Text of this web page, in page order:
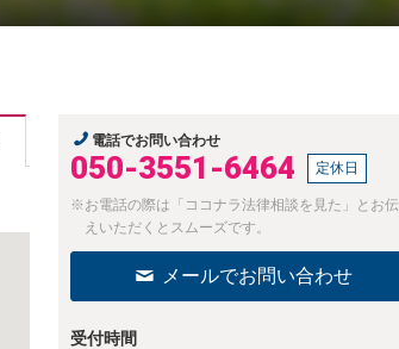
電話でお問い合わせ
050-3551-6464 定休日
※お電話の際は「ココナラ法律相談を見た」とお伝
えいただくとスムーズです。
メールでお問い合わせ
受付時間